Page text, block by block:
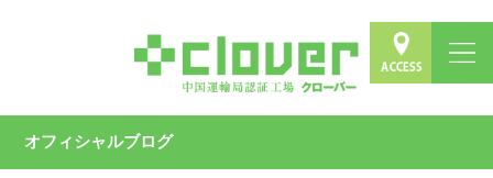
オフィシャルブログ